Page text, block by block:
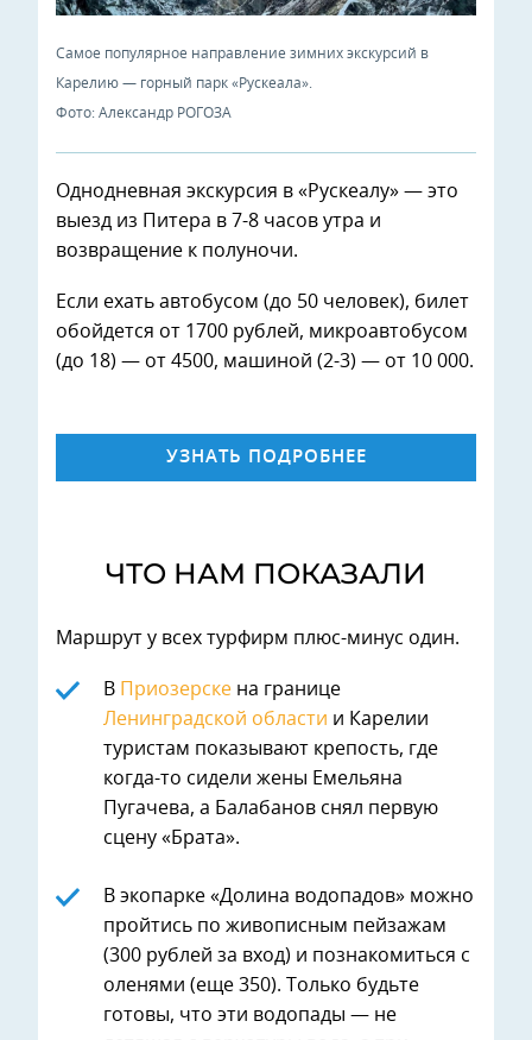
Самое популярное направление зимних экскурсий в
Карелию — горный парк «Рускеала».
Фото: Александр РОГОЗА
Однодневная экскурсия в «Рускеалу» — это
выезд из Питера в 7-8 часов утра и
возвращение к полуночи.
Если ехать автобусом (до 50 человек), билет
обойдется от 1700 рублей, микроавтобусом
(до 18) — от 4500, машиной (2-3) — от 10 000.
УЗНАТЬ ПОДРОБНЕЕ
ЧТО НАМ ПОКАЗАЛИ
Маршрут у всех турфирм плюс-минус один.
В Приозерске на границе
Ленинградской области и Карелии
туристам показывают крепость, где
когда-то сидели жены Емельяна
Пугачева, а Балабанов снял первую
сцену «Брата».
В экопарке «Долина водопадов» можно
пройтись по живописным пейзажам
(300 рублей за вход) и познакомиться с
оленями (еще 350). Только будьте
готовы, что эти водопады — не